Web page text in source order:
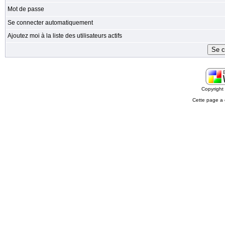
Mot de passe
Se connecter automatiquement
Ajoutez moi à la liste des utilisateurs actifs
Cette page a